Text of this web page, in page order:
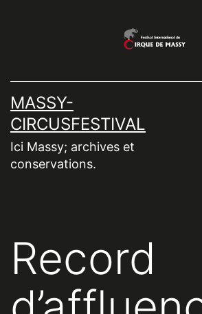
MASSY-
CIRCUSFESTIVAL
Ici Massy; archives et
conservations.
Record